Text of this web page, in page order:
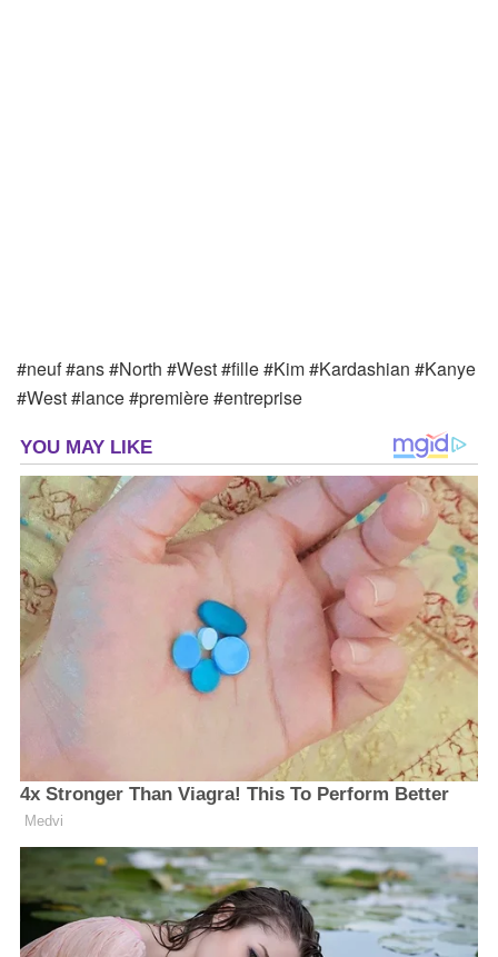
#neuf #ans #North #West #fille #Kim #Kardashian #Kanye
#West #lance #première #entreprise